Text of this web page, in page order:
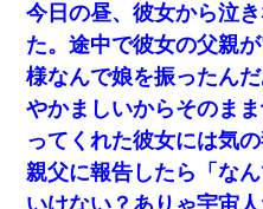
妊娠中に「おいこのブタ女！て
真似された。泣きながら夫に
姉旦那の友達「ほんとのパパだ
→思わず手を叩いて振り払った
今日の昼、彼女から泣
た。途中で彼女の父親
様なんで娘を振ったん
やかましいからそのま
ってくれた彼女には気の
親父に報告したら「な
いけない？ありゃ宇宙